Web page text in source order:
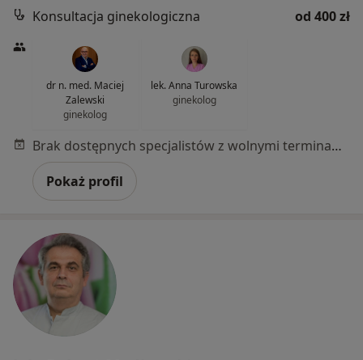
Konsultacja ginekologiczna
od 400 zł
dr n. med. Maciej
Zalewski
ginekolog
lek. Anna Turowska
ginekolog
Brak dostępnych specjalistów z wolnymi terminami w tym centrum medycznym.
Pokaż profil